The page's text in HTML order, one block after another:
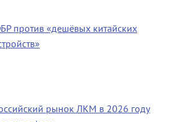
против «дешёвых китайских
рынок ЛКМ в 2026 году